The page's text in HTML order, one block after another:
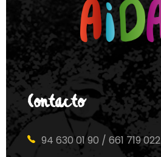
Contacto
94 630 01 90 / 661 719 022